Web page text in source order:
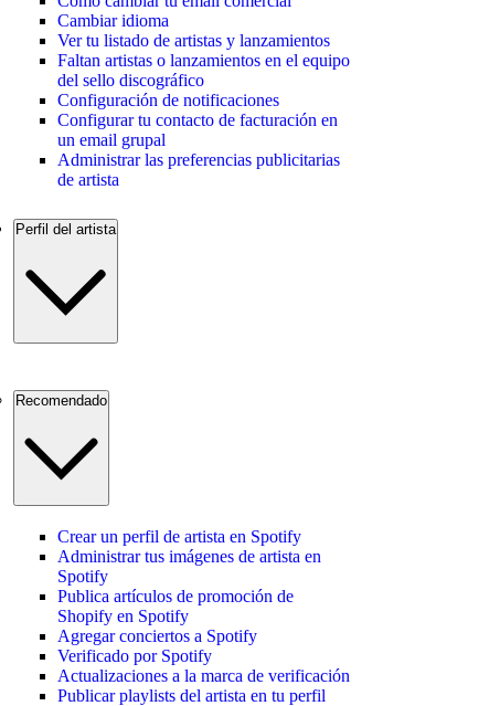
Cambiar idioma
Ver tu listado de artistas y lanzamientos
Faltan artistas o lanzamientos en el equipo
del sello discográfico
Configuración de notificaciones
Configurar tu contacto de facturación en
un email grupal
Administrar las preferencias publicitarias
de artista
Perfil del artista
Recomendado
Crear un perfil de artista en Spotify
Administrar tus imágenes de artista en
Spotify
Publica artículos de promoción de
Shopify en Spotify
Agregar conciertos a Spotify
Verificado por Spotify
Actualizaciones a la marca de verificación
Publicar playlists del artista en tu perfil